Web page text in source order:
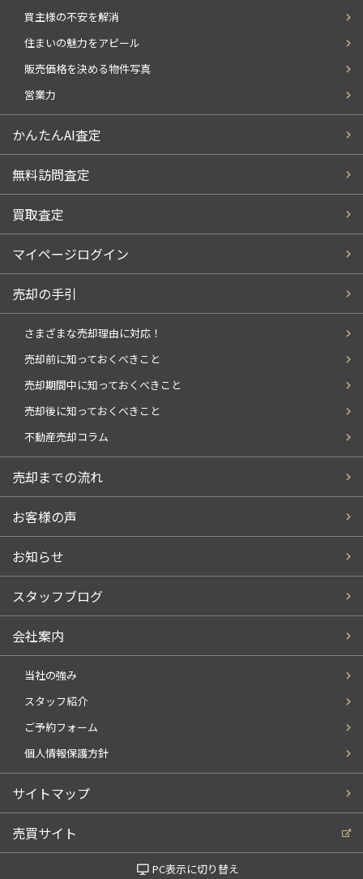
買主様の不安を解消
住まいの魅力をアピール
販売価格を決める物件写真
営業力
かんたんAI査定
無料訪問査定
買取査定
マイページログイン
売却の手引
さまざまな売却理由に対応！
売却前に知っておくべきこと
売却期間中に知っておくべきこと
売却後に知っておくべきこと
不動産売却コラム
売却までの流れ
お客様の声
お知らせ
スタッフブログ
会社案内
当社の強み
スタッフ紹介
ご予約フォーム
個人情報保護方針
サイトマップ
売買サイト
PC表示に切り替え